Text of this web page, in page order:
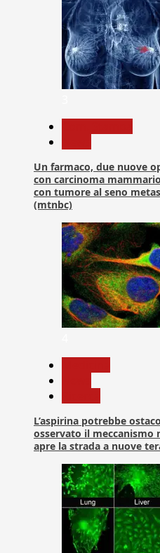
Un farmaco, due nuove
con carcinoma
con tumore al seno
(mtnbc)
L’aspirina potrebbe
osservato il meccanismo
apre la strada a nuove